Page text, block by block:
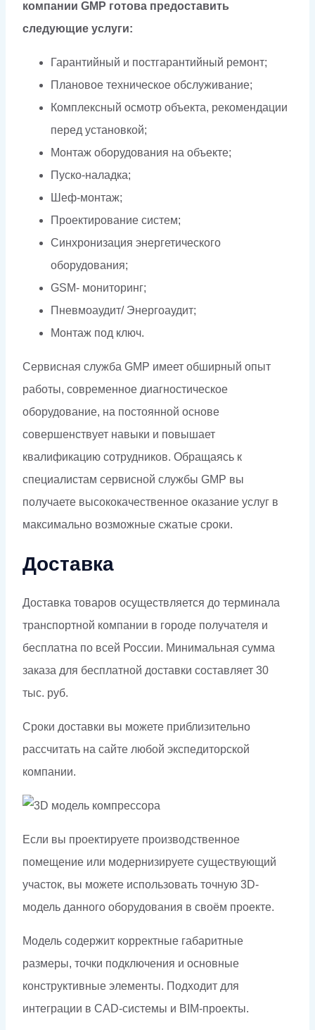
компании GMP готова предоставить
следующие услуги:
Гарантийный и постгарантийный ремонт;
Плановое техническое обслуживание;
Комплексный осмотр объекта, рекомендации
перед установкой;
Монтаж оборудования на объекте;
Пуско-наладка;
Шеф-монтаж;
Проектирование систем;
Синхронизация энергетического
оборудования;
GSM- мониторинг;
Пневмоаудит/ Энергоаудит;
Монтаж под ключ.
Сервисная служба GMP имеет обширный опыт
работы, современное диагностическое
оборудование, на постоянной основе
совершенствует навыки и повышает
квалификацию сотрудников. Обращаясь к
специалистам сервисной службы GMP вы
получаете высококачественное оказание услуг в
максимально возможные сжатые сроки.
Доставка
Доставка товаров осуществляется до терминала
транспортной компании в городе получателя и
бесплатна по всей России. Минимальная сумма
заказа для бесплатной доставки составляет 30
тыс. руб.
Сроки доставки вы можете приблизительно
рассчитать на сайте любой экспедиторской
компании.
Если вы проектируете производственное
помещение или модернизируете существующий
участок, вы можете использовать точную 3D-
модель данного оборудования в своём проекте.
Модель содержит корректные габаритные
размеры, точки подключения и основные
конструктивные элементы. Подходит для
интеграции в CAD-системы и BIM-проекты.